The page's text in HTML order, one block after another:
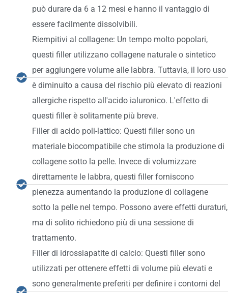
può durare da 6 a 12 mesi e hanno il vantaggio di
essere facilmente dissolvibili.
Riempitivi al collagene: Un tempo molto popolari,
questi filler utilizzano collagene naturale o sintetico
per aggiungere volume alle labbra. Tuttavia, il loro uso
è diminuito a causa del rischio più elevato di reazioni
allergiche rispetto all'acido ialuronico. L'effetto di
questi filler è solitamente più breve.
Filler di acido poli-lattico: Questi filler sono un
materiale biocompatibile che stimola la produzione di
collagene sotto la pelle. Invece di volumizzare
direttamente le labbra, questi filler forniscono
pienezza aumentando la produzione di collagene
sotto la pelle nel tempo. Possono avere effetti duraturi,
ma di solito richiedono più di una sessione di
trattamento.
Filler di idrossiapatite di calcio: Questi filler sono
utilizzati per ottenere effetti di volume più elevati e
sono generalmente preferiti per definire i contorni del